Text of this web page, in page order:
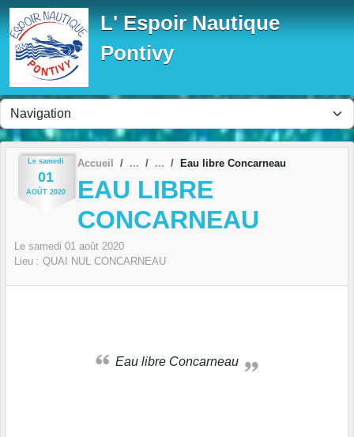
L' Espoir Nautique
Pontivy
Le samedi
01
AOÛT 2020
Accueil Eau libre Concarneau
EAU LIBRE
CONCARNEAU
Le samedi 01 août 2020
Lieu : QUAI NUL CONCARNEAU
Eau libre Concarneau
Panneau de gestion des cookies